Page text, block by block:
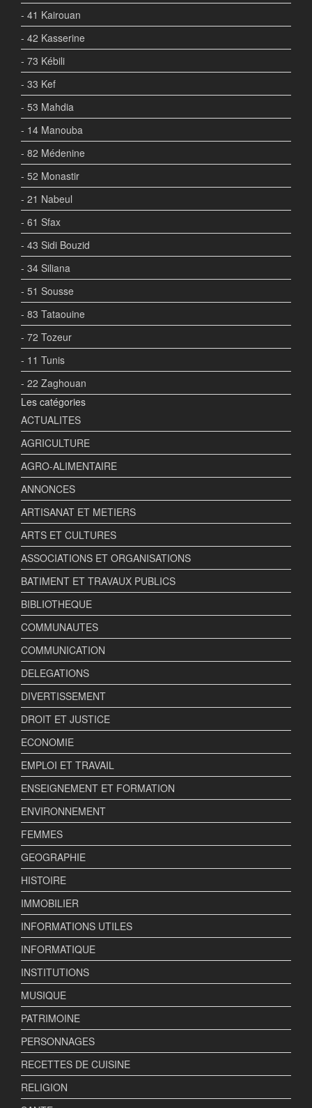
- 41 Kairouan
- 42 Kasserine
- 73 Kébili
- 33 Kef
- 53 Mahdia
- 14 Manouba
- 82 Médenine
- 52 Monastir
- 21 Nabeul
- 61 Sfax
- 43 Sidi Bouzid
- 34 Siliana
- 51 Sousse
- 83 Tataouine
- 72 Tozeur
- 11 Tunis
- 22 Zaghouan
Les catégories
ACTUALITES
AGRICULTURE
AGRO-ALIMENTAIRE
ANNONCES
ARTISANAT ET METIERS
ARTS ET CULTURES
ASSOCIATIONS ET ORGANISATIONS
BATIMENT ET TRAVAUX PUBLICS
BIBLIOTHEQUE
COMMUNAUTES
COMMUNICATION
DELEGATIONS
DIVERTISSEMENT
DROIT ET JUSTICE
ECONOMIE
EMPLOI ET TRAVAIL
ENSEIGNEMENT ET FORMATION
ENVIRONNEMENT
FEMMES
GEOGRAPHIE
HISTOIRE
IMMOBILIER
INFORMATIONS UTILES
INFORMATIQUE
INSTITUTIONS
MUSIQUE
PATRIMOINE
PERSONNAGES
RECETTES DE CUISINE
RELIGION